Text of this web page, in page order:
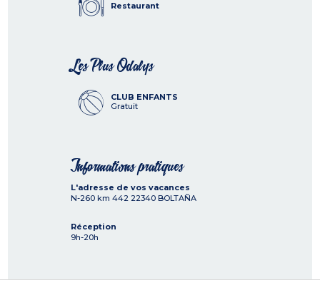
Restaurant
Les Plus Odalys
CLUB ENFANTS
Gratuit
Informations pratiques
L'adresse de vos vacances
N-260 km 442 22340 BOLTAÑA
Réception
9h-20h